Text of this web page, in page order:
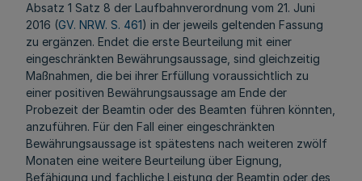
Absatz 1 Satz 8 der Laufbahnverordnung vom 21. Juni
2016 (GV. NRW. S. 461) in der jeweils geltenden Fassung
zu ergänzen. Endet die erste Beurteilung mit einer
eingeschränkten Bewährungsaussage, sind gleichzeitig
Maßnahmen, die bei ihrer Erfüllung voraussichtlich zu
einer positiven Bewährungsaussage am Ende der
Probezeit der Beamtin oder des Beamten führen könnten,
anzuführen. Für den Fall einer eingeschränkten
Bewährungsaussage ist spätestens nach weiteren zwölf
Monaten eine weitere Beurteilung über Eignung,
Befähigung und fachliche Leistung der Beamtin oder des